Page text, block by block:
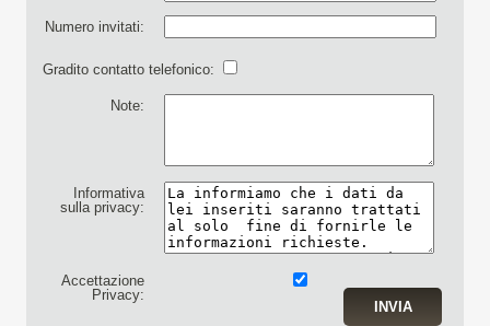
Numero invitati:
Gradito contatto telefonico:
Note:
Informativa
sulla privacy:
Accettazione
Privacy: